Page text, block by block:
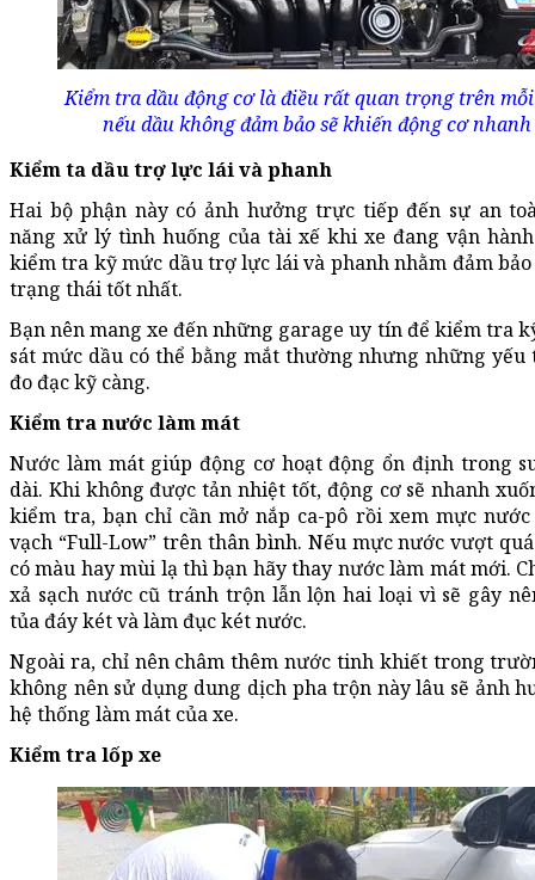
Kiểm tra dầu động cơ là điều rất quan trọng trên
nếu dầu không đảm bảo sẽ khiến động cơ
Kiểm ta dầu trợ lực lái và phanh
Hai bộ phận này có ảnh hưởng trực tiếp đến sự an
năng xử lý tình huống của tài xế khi xe đang vận
kiểm tra kỹ mức dầu trợ lực lái và phanh nhằm đảm
trạng thái tốt nhất.
Bạn nên mang xe đến những garage uy tín để kiểm tra
sát mức dầu có thể bằng mắt thường nhưng những yếu
đo đạc kỹ càng.
Kiểm tra nước làm mát
Nước làm mát giúp động cơ hoạt động ổn định trong
dài. Khi không được tản nhiệt tốt, động cơ sẽ nhanh
kiểm tra, bạn chỉ cần mở nắp ca-pô rồi xem mực
vạch “Full-Low” trên thân bình. Nếu mực nước vượt
có màu hay mùi lạ thì bạn hãy thay nước làm mát mới.
xả sạch nước cũ tránh trộn lẫn lộn hai loại vì sẽ gây
tủa đáy két và làm đục két nước.
Ngoài ra, chỉ nên châm thêm nước tinh khiết trong
không nên sử dụng dung dịch pha trộn này lâu sẽ ảnh
hệ thống làm mát của xe.
Kiểm tra lốp xe